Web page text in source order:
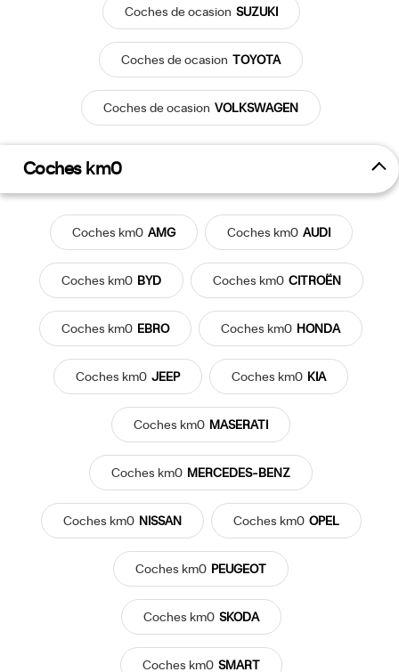
Coches de ocasion SUZUKI
Coches de ocasion TOYOTA
Coches de ocasion VOLKSWAGEN
Coches km0
Coches km0 AMG Coches km0 AUDI
Coches km0 BYD Coches km0 CITROËN
Coches km0 EBRO Coches km0 HONDA
Coches km0 JEEP Coches km0 KIA
Coches km0 MASERATI
Coches km0 MERCEDES-BENZ
Coches km0 NISSAN Coches km0 OPEL
Coches km0 PEUGEOT
Coches km0 SKODA
Coches km0 SMART